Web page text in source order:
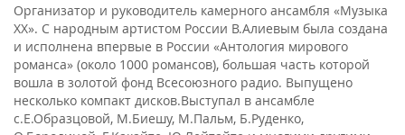
Организатор и руководитель камерного ансамбля «Музыка
XX». С народным артистом России В.Алиевым была создана
и исполнена впервые в России «Антология мирового
романса» (около 1000 романсов), большая часть которой
вошла в золотой фонд Всесоюзного радио. Выпущено
несколько компакт дисков.Выступал в ансамбле
с.Е.Образцовой, М.Биешу, М.Пальм, Б.Руденко,